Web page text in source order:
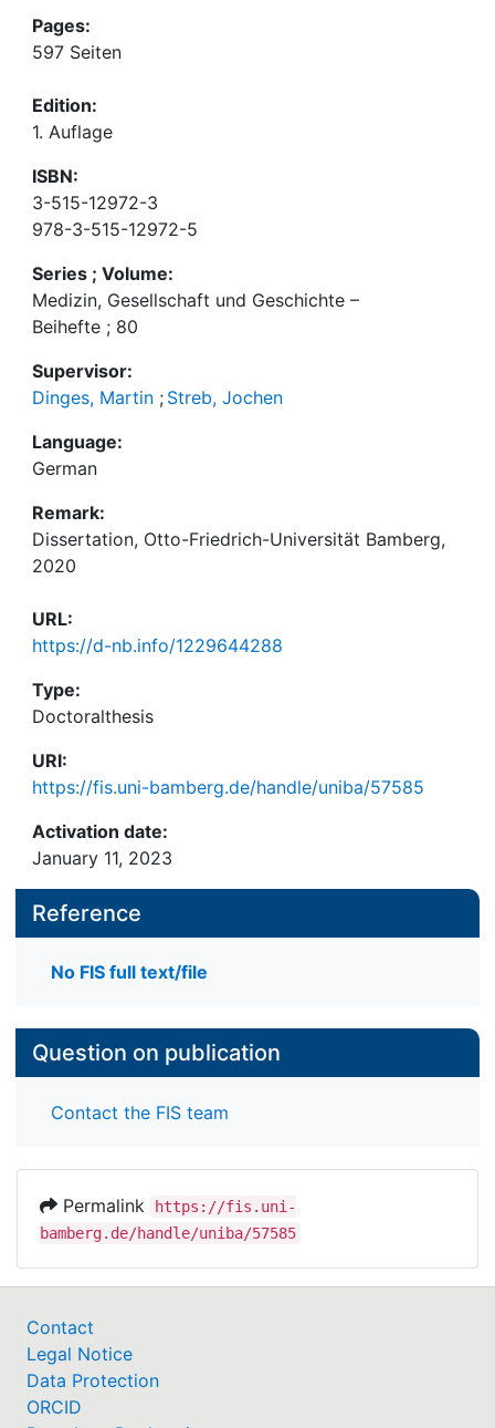
Pages:
597 Seiten
Edition:
1. Auflage
ISBN:
3-515-12972-3
978-3-515-12972-5
Series ; Volume:
Medizin, Gesellschaft und Geschichte –
Beihefte ; 80
Supervisor:
Dinges, Martin ; Streb, Jochen
Language:
German
Remark:
Dissertation, Otto-Friedrich-Universität Bamberg,
2020
URL:
https://d-nb.info/1229644288
Type:
Doctoralthesis
URI:
https://fis.uni-bamberg.de/handle/uniba/57585
Activation date:
January 11, 2023
Reference
No FIS full text/file
Question on publication
Contact the FIS team
Permalink
https://fis.uni-
bamberg.de/handle/uniba/57585
Contact
Legal Notice
Data Protection
ORCID